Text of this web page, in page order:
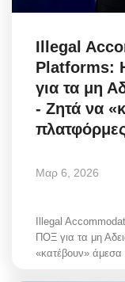
Illegal
Platforms:
για τα μη
- Ζητά να
Μαρ 6, 2026
Illegal
ΠΟΞ για τα μη
«κατέβουν»